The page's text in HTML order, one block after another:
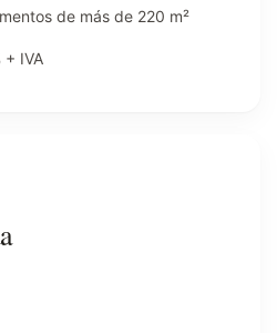
de más de 220 m²
+ IVA